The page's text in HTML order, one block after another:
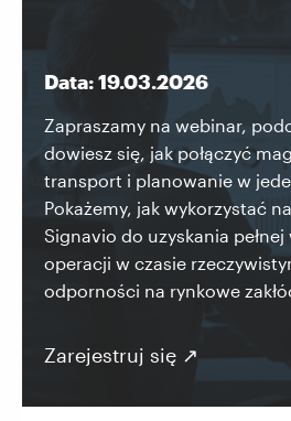
Data: 19.03.2026
Zapraszamy na webinar,
dowiesz się, jak połączyć
transport i planowanie w
Pokażemy, jak wykorzystać
Signavio do uzyskania
operacji w czasie
odporności na rynkowe
Zarejestruj się ↗